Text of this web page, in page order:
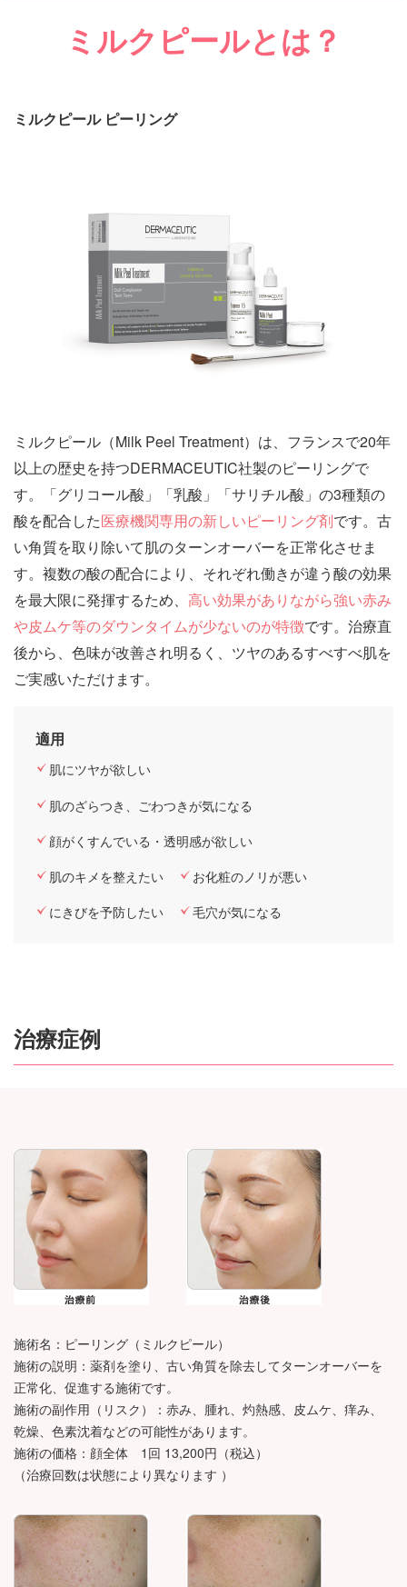
ミルクピールとは？
ミルクピール ピーリング
ミルクピール（Milk Peel Treatment）は、フランスで20年
以上の歴史を持つDERMACEUTIC社製のピーリングで
す。「グリコール酸」「乳酸」「サリチル酸」の3種類の
酸を配合した医療機関専用の新しいピーリング剤です。古
い角質を取り除いて肌のターンオーバーを正常化させま
す。複数の酸の配合により、それぞれ働きが違う酸の効果
を最大限に発揮するため、 高い効果がありながら強い赤み
や皮ムケ等のダウンタイムが少ないのが特徴です。治療直
後から、色味が改善され明るく、ツヤのあるすべすべ肌を
ご実感いただけます。
適用
肌にツヤが欲しい
肌のざらつき、ごわつきが気になる
顔がくすんでいる・透明感が欲しい
肌のキメを整えたい
お化粧のノリが悪い
にきびを予防したい
毛穴が気になる
治療症例
施術名：ピーリング（ミルクピール）
施術の説明：薬剤を塗り、古い角質を除去してターンオーバーを
正常化、促進する施術です。
施術の副作用（リスク）：赤み、腫れ、灼熱感、皮ムケ、痒み、
乾燥、色素沈着などの可能性があります。
施術の価格：顔全体 1回 13,200円（税込）
（治療回数は状態により異なります ）